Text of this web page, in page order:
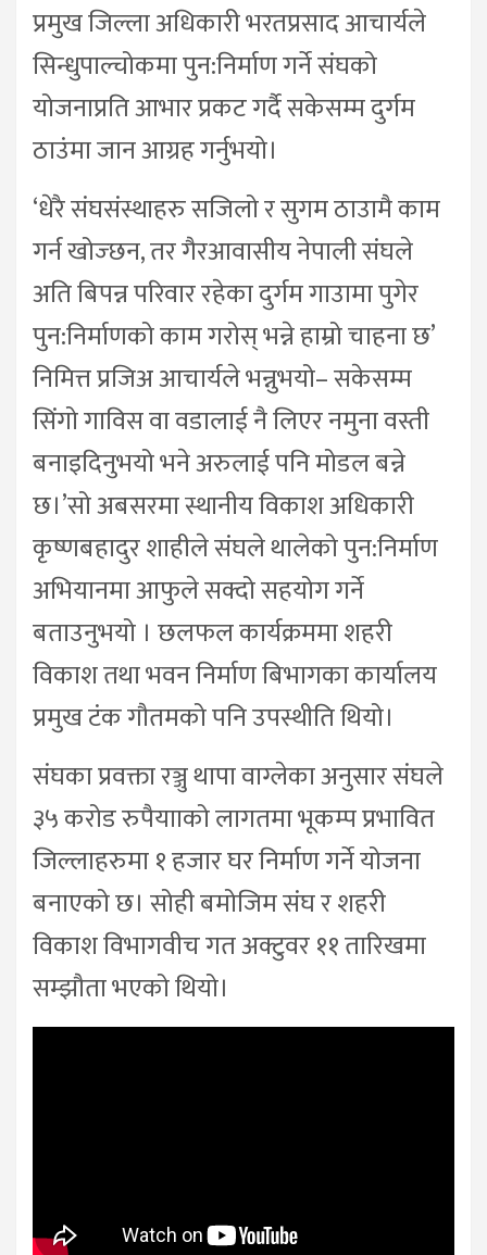
प्रमुख जिल्ला अधिकारी भरतप्रसाद आचार्यले
सिन्धुपाल्चोकमा पुन:निर्माण गर्ने संघको
योजनाप्रति आभार प्रकट गर्दै सकेसम्म दुर्गम
ठाउंमा जान आग्रह गर्नुभयो।
‘धेरै संघसंस्थाहरु सजिलो र सुगम ठाउामै काम
गर्न खोज्छन, तर गैरआवासीय नेपाली संघले
अति बिपन्न परिवार रहेका दुर्गम गाउामा पुगेर
पुन:निर्माणको काम गरोस् भन्ने हाम्रो चाहना छ’
निमित्त प्रजिअ आचार्यले भन्नुभयो– सकेसम्म
सिंगो गाविस वा वडालाई नै लिएर नमुना वस्ती
बनाइदिनुभयो भने अरुलाई पनि मोडल बन्ने
छ।’सो अबसरमा स्थानीय विकाश अधिकारी
कृष्णबहादुर शाहीले संघले थालेको पुन:निर्माण
अभियानमा आफुले सक्दो सहयोग गर्ने
बताउनुभयो । छलफल कार्यक्रममा शहरी
विकाश तथा भवन निर्माण बिभागका कार्यालय
प्रमुख टंक गौतमको पनि उपस्थीति थियो।
संघका प्रवक्ता रञ्जु थापा वाग्लेका अनुसार संघले
३५ करोड रुपैयााको लागतमा भूकम्प प्रभावित
जिल्लाहरुमा १ हजार घर निर्माण गर्ने योजना
बनाएको छ। सोही बमोजिम संघ र शहरी
विकाश विभागवीच गत अक्टुवर ११ तारिखमा
सम्झौता भएको थियो।